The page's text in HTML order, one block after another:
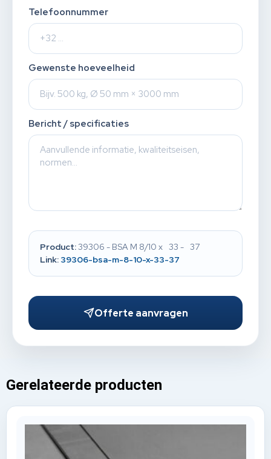
Telefoonnummer
Gewenste hoeveelheid
Bericht / specificaties
Product:39306 - BSA M 8/10 x 33 - 37
Link: 39306-bsa-m-8-10-x-33-37
Offerte aanvragen
Gerelateerde producten